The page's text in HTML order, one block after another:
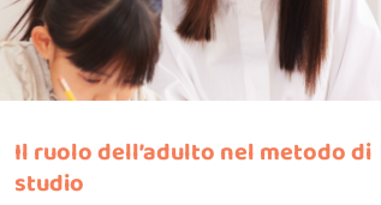
Il ruolo dell’adulto nel metodo di
studio